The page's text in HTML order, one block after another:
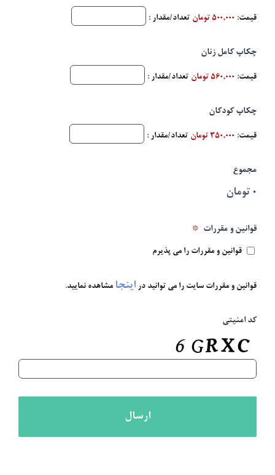
قیمت: 500,000 تومان تعداد/مقدار :
چکاپ کامل زنان
قیمت: 560,000 تومان تعداد/مقدار :
چکاپ کودکان
قیمت: 350,000 تومان تعداد/مقدار :
مجموع
قوانین و مقررات *
قوانین و مقررات را می پذیرم
قوانین و مقررات سایت را می توانید در اینجا مشاهده نمایید.
کد امنیتی